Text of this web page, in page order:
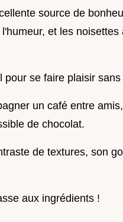
source de
et les
se faire plaisir
un café entre
de chocolat.
de textures, son
aux ingrédients !